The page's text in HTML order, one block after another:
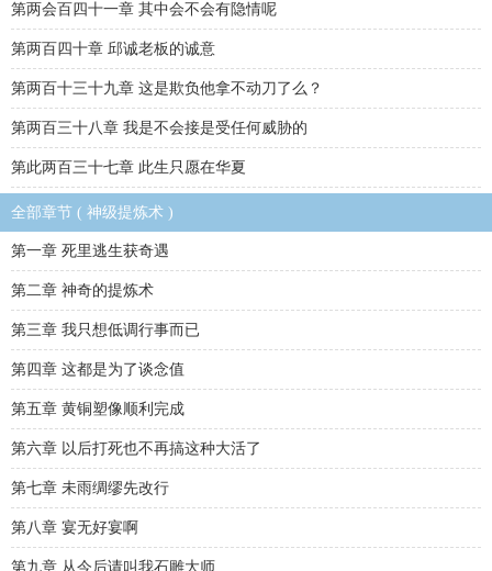
第两会百四十一章 其中会不会有隐情呢
第两百四十章 邱诚老板的诚意
第两百十三十九章 这是欺负他拿不动刀了么？
第两百三十八章 我是不会接是受任何威胁的
第此两百三十七章 此生只愿在华夏
全部章节 ( 神级提炼术 )
第一章 死里逃生获奇遇
第二章 神奇的提炼术
第三章 我只想低调行事而已
第四章 这都是为了谈念值
第五章 黄铜塑像顺利完成
第六章 以后打死也不再搞这种大活了
第七章 未雨绸缪先改行
第八章 宴无好宴啊
第九章 从今后请叫我石雕大师